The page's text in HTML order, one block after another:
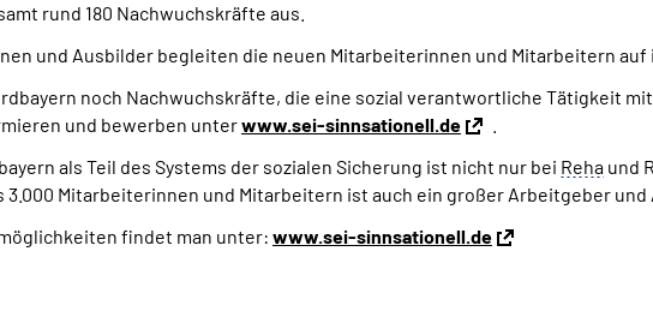
rund 180 Nachwuchskräfte aus.
und Ausbilder begleiten die neuen Mitarbeiterinnen und Mitarbeitern auf
noch Nachwuchskräfte, die eine sozial verantwortliche Tätigkeit
und bewerben unterwww.sei-sinnsationell.de
als Teil des Systems der sozialen Sicherung ist nicht nur bei Reha und
Mitarbeiterinnen und Mitarbeitern ist auch ein großer Arbeitgeber und
findet man unter: www.sei-sinnsationell.de